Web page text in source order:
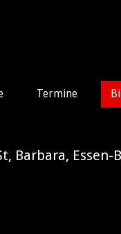
Termine
Barbara, Essen-